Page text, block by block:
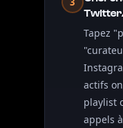
Tapez
actifs
playlist
appels